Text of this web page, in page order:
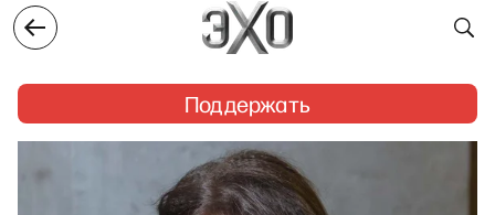
Поддержать